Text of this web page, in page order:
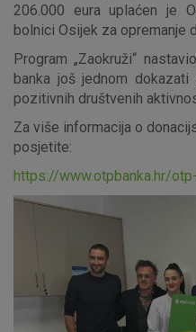
206.000 eura uplaćen je
bolnici Osijek za opremanje
Program „Zaokruži“
banka još jednom dokazati
pozitivnih društvenih
Za više informacija o
posjetite:
https://www.otpbanka.hr/